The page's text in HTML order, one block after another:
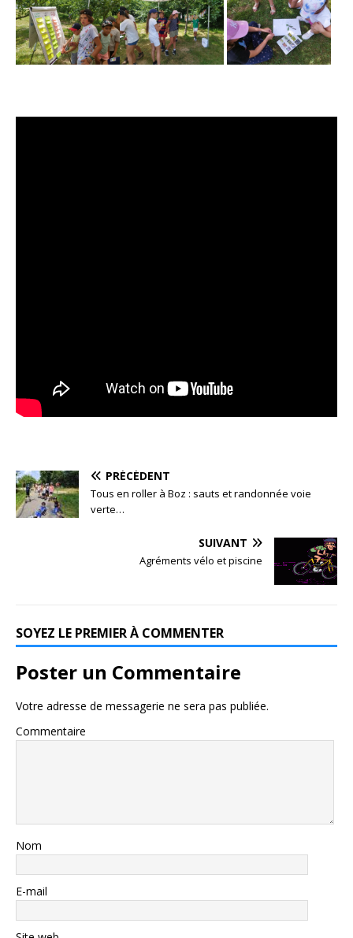
PRÉCÉDENT
Tous en roller à Boz : sauts et randonnée voie
verte…
SUIVANT
Agréments vélo et piscine
SOYEZ LE PREMIER À COMMENTER
Poster un Commentaire
Votre adresse de messagerie ne sera pas publiée.
Commentaire
Nom
E-mail